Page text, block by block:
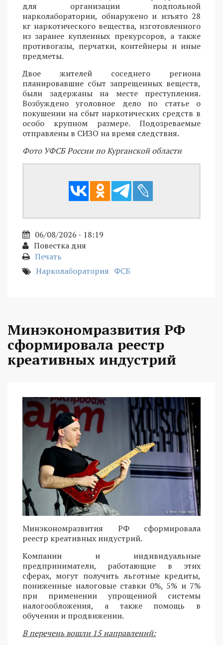
для организации подпольной
нарколаборатории, обнаружено и изъято 28
кг наркотического вещества, изготовленного
из заранее купленных прекурсоров, а также
противогазы, перчатки, контейнеры и иные
предметы.
Двое жителей соседнего региона
планировавшие сбыт запрещенных веществ,
были задержаны на месте преступления.
Возбуждено уголовное дело по статье о
покушении на сбыт наркотических средств в
особо крупном размере. Подозреваемые
отправлены в СИЗО на время следствия.
Фото УФСБ России по Курганской области
06/08/2026 - 18:19
Повестка дня
Печать
Нарколаборатория ФСБ
Минэкономразвития РФ
сформировала реестр
креативных индустрий
Минэкономразвития РФ сформировала
реестр креативных индустрий.
Компании и индивидуальные
предприниматели, работающие в этих
сферах, могут получить льготные кредиты,
пониженные налоговые ставки 0%, 5% и 7%
при применении упрощенной системы
налогообложения, а также помощь в
обучении и продвижении.
В перечень вошли 15 направлений: